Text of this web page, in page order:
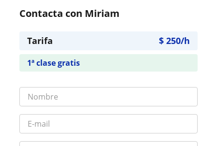
Contacta con Miriam
Tarifa $ 250/h
1ª clase gratis